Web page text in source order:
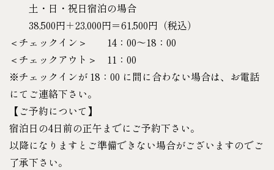
土・日・祝日宿泊の場合
38,500円＋23,000円＝61,500円（税込）
＜チェックイン＞ 14：00～18：00
＜チェックアウト＞ 11：00
※チェックインが 18：00 に間に合わない場合は、お電話
にてご連絡下さい。
【ご予約について】
宿泊日の4日前の正午までにご予約下さい。
以降になりますとご準備できない場合がございますのでご
了承下さい。